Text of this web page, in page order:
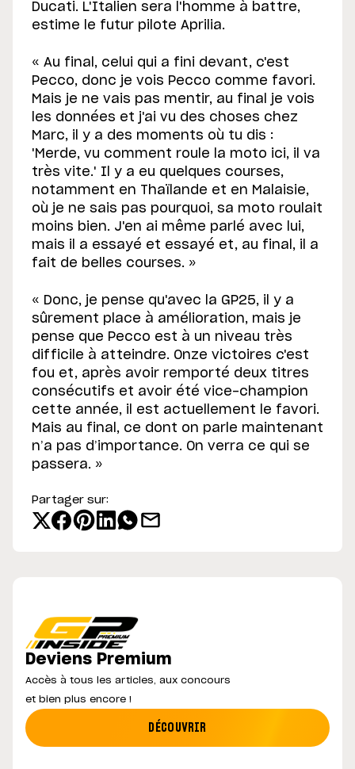
Ducati. L'Italien sera l'homme à battre,
estime le futur pilote Aprilia.
« Au final, celui qui a fini devant, c'est
Pecco, donc je vois Pecco comme favori.
Mais je ne vais pas mentir, au final je vois
les données et j'ai vu des choses chez
Marc, il y a des moments où tu dis :
'Merde, vu comment roule la moto ici, il va
très vite.' Il y a eu quelques courses,
notamment en Thaïlande et en Malaisie,
où je ne sais pas pourquoi, sa moto roulait
moins bien. J'en ai même parlé avec lui,
mais il a essayé et essayé et, au final, il a
fait de belles courses. »
« Donc, je pense qu'avec la GP25, il y a
sûrement place à amélioration, mais je
pense que Pecco est à un niveau très
difficile à atteindre. Onze victoires c'est
fou et, après avoir remporté deux titres
consécutifs et avoir été vice-champion
cette année, il est actuellement le favori.
Mais au final, ce dont on parle maintenant
n’a pas d’importance. On verra ce qui se
passera. »
Partager sur:
Deviens Premium
Accès à tous les articles, aux concours
et bien plus encore !
DÉCOUVRIR